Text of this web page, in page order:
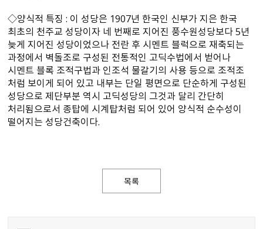
◇양식적 특징 : 이 성당은 1907년 한국인 신부가 지은 한국
최초의 천주교 성당이자 네 번째로 지어진 풍수원성당보다 5년
늦게 지어진 성당이었으나 전란 후 시멘트 블럭으로 재축되는
과정에서 벽돌조로 구성된 전통적인 고딕수법에서 벋어나
시멘트 블록 조적구법과 인조석 물갈기의 사용 등으로 조적조
처럼 보이게 되어 있고 내부는 단일 평면으로 단순하게 구성된
성당으로 제단부분 역시 고딕성당의 그것과 달리 간단히
처리됨으로서 종탑에 시계탑처럼 되어 있어 양식적 순수성이
떨어지는 성당건축이다.
목록